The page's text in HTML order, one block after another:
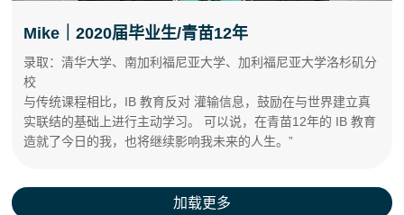
Mike｜2020届毕业生/青苗12年
录取：清华大学、南加利福尼亚大学、加利福尼亚大学洛杉矶分
校
与传统课程相比，IB 教育反对 灌输信息，鼓励在与世界建立真
实联结的基础上进行主动学习。 可以说，在青苗12年的 IB 教育
造就了今日的我，也将继续影响我未来的人生。”